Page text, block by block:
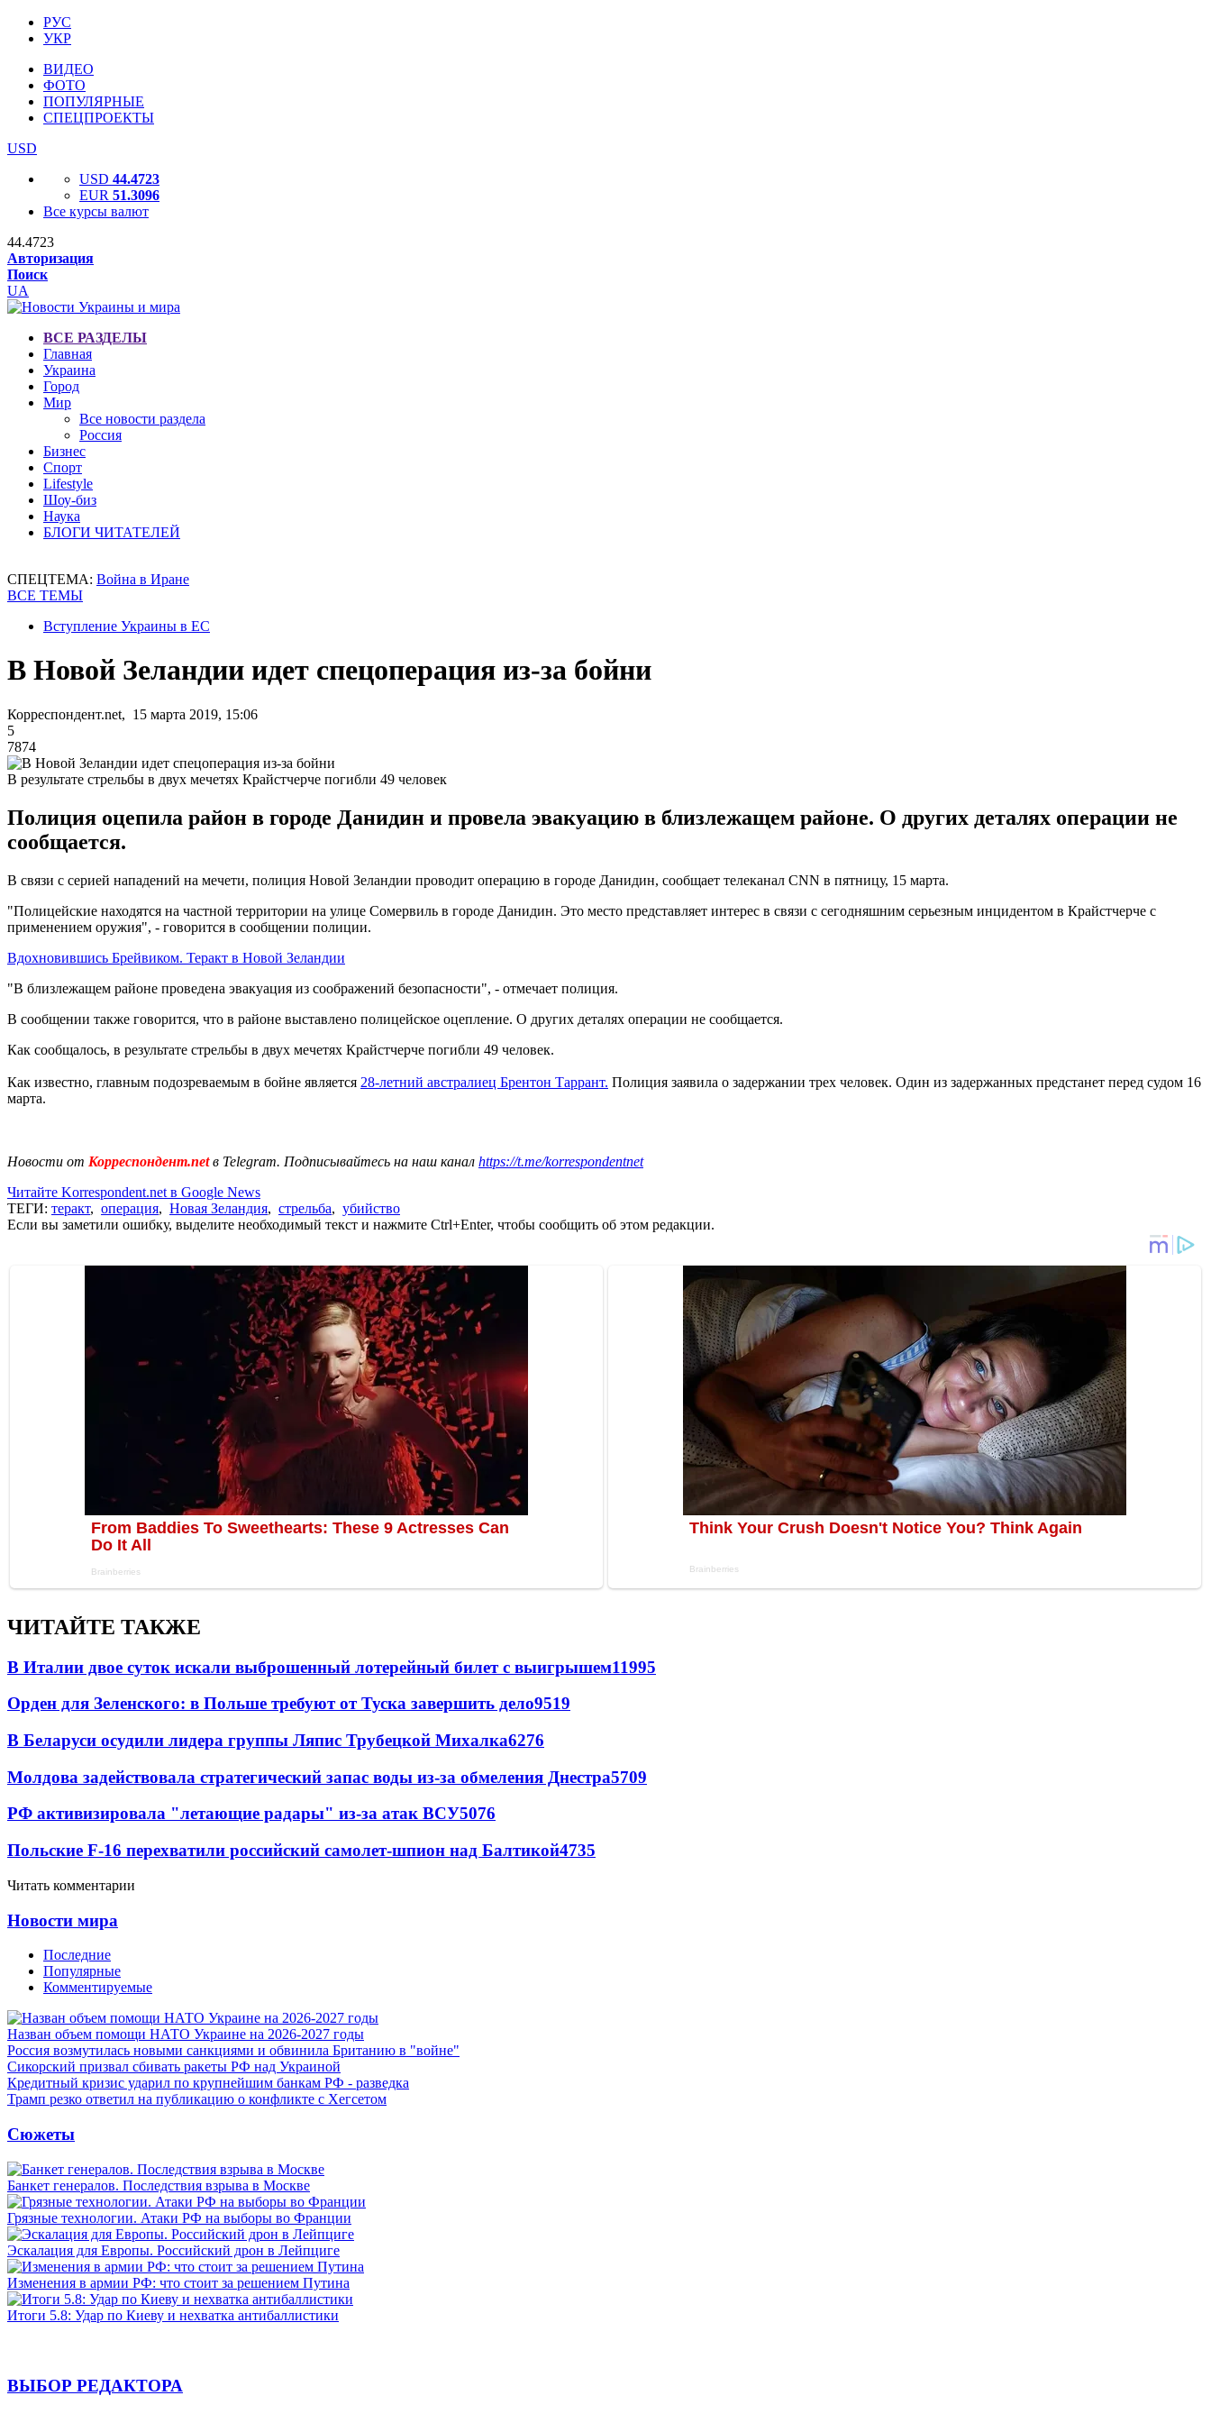
РУС
УКР
ВИДЕО
ФОТО
ПОПУЛЯРНЫЕ
СПЕЦПРОЕКТЫ
USD
USD 44.4723
EUR 51.3096
Все курсы валют
44.4723
Авторизация
Поиск
UA
ВСЕ РАЗДЕЛЫ
Главная
Украина
Город
Мир
Все новости раздела
Россия
Бизнес
Спорт
Lifestyle
Шоу-биз
Наука
БЛОГИ ЧИТАТЕЛЕЙ
СПЕЦТЕМА: Война в Иране
ВСЕ ТЕМЫ
Вступление Украины в ЕС
В Новой Зеландии идет спецоперация из-за бойни
Корреспондент.net, 15 марта 2019, 15:06
5
7874
В результате стрельбы в двух мечетях Крайстчерче погибли 49 человек
Полиция оцепила район в городе Данидин и провела эвакуацию в близлежащем районе. О других деталях операции не
сообщается.
В связи с серией нападений на мечети, полиция Новой Зеландии проводит операцию в городе Данидин, сообщает телеканал CNN в пятницу, 15 марта.
"Полицейские находятся на частной территории на улице Сомервиль в городе Данидин. Это место представляет интерес в связи с сегодняшним серьезным инцидентом в Крайстчерче с
применением оружия", - говорится в сообщении полиции.
Вдохновившись Брейвиком. Теракт в Новой Зеландии
"В близлежащем районе проведена эвакуация из соображений безопасности", - отмечает полиция.
В сообщении также говорится, что в районе выставлено полицейское оцепление. О других деталях операции не сообщается.
Как сообщалось, в результате стрельбы в двух мечетях Крайстчерче погибли 49 человек.
Как известно, главным подозреваемым в бойне является 28-летний австралиец Брентон Таррант. Полиция заявила о задержании трех человек. Один из задержанных предстанет перед судом 16
марта.
Новости от Корреспондент.netв Telegram. Подписывайтесь на наш канал https://t.me/korrespondentnet
Читайте Korrespondent.net в Google News
ТЕГИ: теракт, операция, Новая Зеландия, стрельба, убийство
Если вы заметили ошибку, выделите необходимый текст и нажмите Ctrl+Enter, чтобы сообщить об этом редакции.
ЧИТАЙТЕ ТАКЖЕ
В Италии двое суток искали выброшенный лотерейный билет с выигрышем11995
Орден для Зеленского: в Польше требуют от Туска завершить дело9519
В Беларуси осудили лидера группы Ляпис Трубецкой Михалка6276
Молдова задействовала стратегический запас воды из-за обмеления Днестра5709
РФ активизировала "летающие радары" из-за атак ВСУ5076
Польские F-16 перехватили российский самолет-шпион над Балтикой4735
Читать комментарии
Новости мира
Последние
Популярные
Комментируемые
Назван объем помощи НАТО Украине на 2026-2027 годы
Россия возмутилась новыми санкциями и обвинила Британию в "войне"
Сикорский призвал сбивать ракеты РФ над Украиной
Кредитный кризис ударил по крупнейшим банкам РФ - разведка
Трамп резко ответил на публикацию о конфликте с Хегсетом
Сюжеты
Банкет генералов. Последствия взрыва в Москве
Грязные технологии. Атаки РФ на выборы во Франции
Эскалация для Европы. Российский дрон в Лейпциге
Изменения в армии РФ: что стоит за решением Путина
Итоги 5.8: Удар по Киеву и нехватка антибаллистики
ВЫБОР РЕДАКТОРА